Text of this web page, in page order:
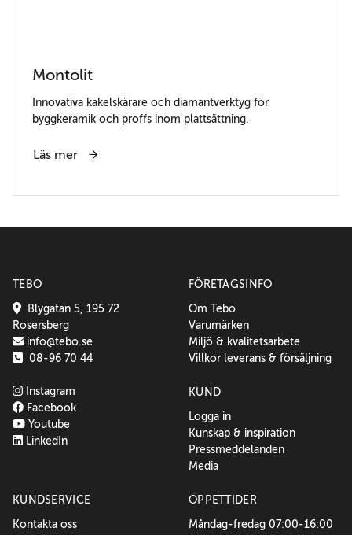
Montolit
Innovativa kakelskärare och diamantverktyg för
byggkeramik och proffs inom plattsättning.
Läs mer
TEBO
Blygatan 5, 195 72
Rosersberg
info@tebo.se
08-96 70 44
Instagram
Facebook
Youtube
LinkedIn
FÖRETAGSINFO
Om Tebo
Varumärken
Miljö & kvalitetsarbete
Villkor leverans & försäljning
KUND
Logga in
Kunskap & inspiration
Pressmeddelanden
Media
KUNDSERVICE
Kontakta oss
ÖPPETTIDER
Måndag-fredag 07:00-16:00